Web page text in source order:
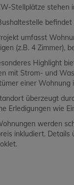
Stellplätze stehen
umfasst
(z.B. 4 Zimmer),
Highlight
mit Strom- und
einer Wohnung
überzeugt
Erledigungen wie
werden
inkludiert.